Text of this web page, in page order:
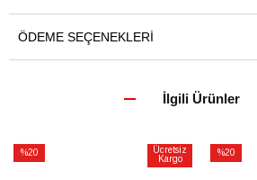
ÖDEME SEÇENEKLERI
İlgili Ürünler
%20
Ücretsiz
Kargo
%20